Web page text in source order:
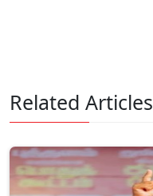
Related Articles